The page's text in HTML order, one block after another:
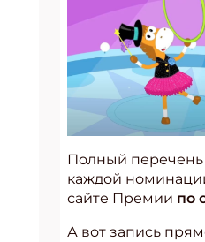
Полный перечень
каждой
сайте Премии по
А вот запись